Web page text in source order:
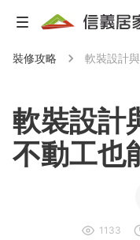
裝修攻略 軟裝設計
軟裝設計
不動工也
1133